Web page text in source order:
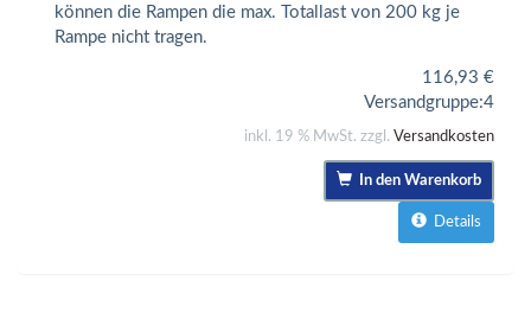
können die Rampen die max. Totallast von 200 kg je
Rampe nicht tragen.
116,93 €
Versandgruppe:4
inkl. 19 % MwSt. zzgl. Versandkosten
In den Warenkorb
Details